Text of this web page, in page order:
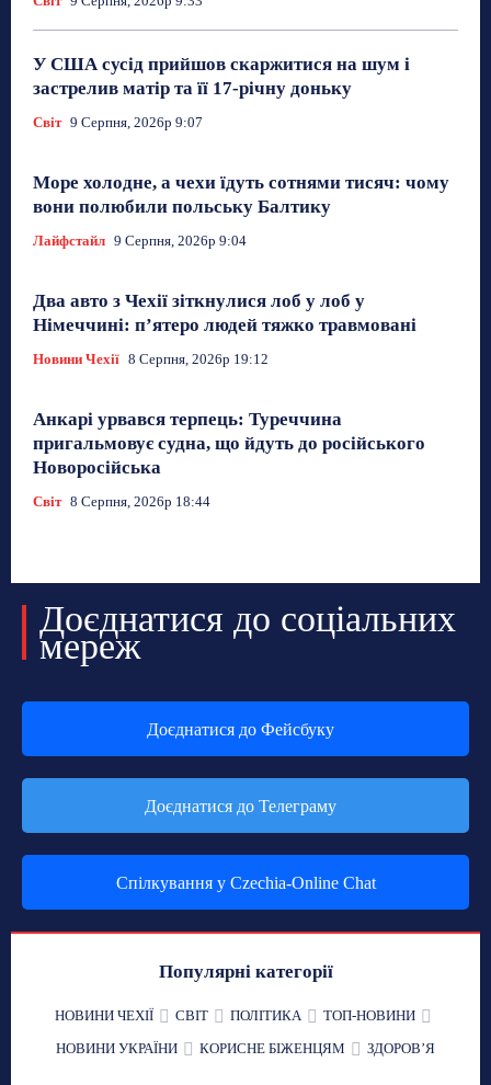
У США сусід прийшов скаржитися на шум і
застрелив матір та її 17-річну доньку
Світ 9 Серпня, 2026р 9:07
Море холодне, а чехи їдуть сотнями тисяч: чому
вони полюбили польську Балтику
Лайфстайл 9 Серпня, 2026р 9:04
Два авто з Чехії зіткнулися лоб у лоб у
Німеччині: п’ятеро людей тяжко травмовані
Новини Чехії 8 Серпня, 2026р 19:12
Анкарі урвався терпець: Туреччина
пригальмовує судна, що йдуть до російського
Новоросійська
Світ 8 Серпня, 2026р 18:44
Доєднатися до соціальних
мереж
Доєднатися до Фейсбуку
Доєднатися до Телеграму
Спілкування у Czechia-Online Chat
Популярні категорії
НОВИНИ ЧЕХІЇ СВІТ ПОЛІТИКА
ТОП-НОВИНИ
НОВИНИ УКРАЇНИ
КОРИСНЕ БІЖЕНЦЯМ ЗДОРОВʼЯ